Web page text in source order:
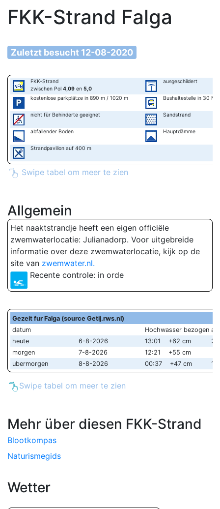
FKK-Strand Falga
Zuletzt besucht 12-08-2020
FKK-Strand
zwischen Pol 4,09en 5,0
ausgeschildert
kostenlose parkplätze in 890 m / 1020 m Bushaltestelle in 30
nicht für Behinderte geeignet Sandstrand
abfallender Boden Hauptdämme
Strandpavillon auf 400 m
Swipe tabel om meer te zien
Allgemein
Het naaktstrandje heeft een eigen officiële
zwemwaterlocatie: Julianadorp. Voor uitgebreide
informatie over deze zwemwaterlocatie, kijk op de
site van zwemwater.nl.
Recente controle: in orde
Gezeit fur Falga (source Getij.rws.nl)
datum
Hochwasser bezogen
heute
6-8-2026 13:01 +62 cm
morgen
7-8-2026
12:21 +55 cm
ubermorgen
8-8-2026 00:37 +47 cm
Swipe tabel om meer te zien
Mehr über diesen FKK-Strand
Blootkompas
Naturismegids
Wetter